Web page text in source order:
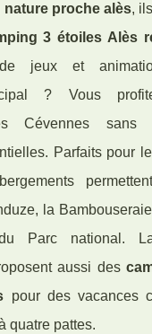
nature proche alès,
3 étoiles Alès
jeux et
? Vous
Cévennes sans
Parfaits pour
la
Parc national.
aussi des
pour des vacances
quatre pattes.